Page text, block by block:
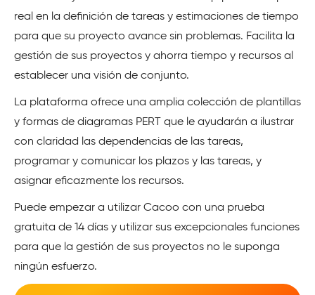
real en la definición de tareas y estimaciones de tiempo
para que su proyecto avance sin problemas. Facilita la
gestión de sus proyectos y ahorra tiempo y recursos al
establecer una visión de conjunto.
La plataforma ofrece una amplia colección de plantillas
y formas de diagramas PERT que le ayudarán a ilustrar
con claridad las dependencias de las tareas,
programar y comunicar los plazos y las tareas, y
asignar eficazmente los recursos.
Puede empezar a utilizar Cacoo con una prueba
gratuita de 14 días y utilizar sus excepcionales funciones
para que la gestión de sus proyectos no le suponga
ningún esfuerzo.